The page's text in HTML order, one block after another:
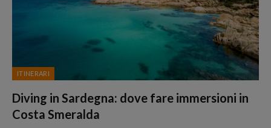
ITINERARI
Diving in Sardegna: dove fare immersioni in
Costa Smeralda